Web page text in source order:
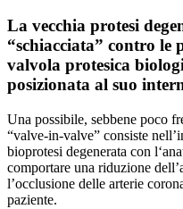
La vecchia protesi
“schiacciata” contro le
valvola protesica
posizionata al suo
Una possibile, sebbene poco
“valve-in-valve” consiste
bioprotesi degenerata con
comportare una riduzione
l’occlusione delle arterie
paziente.